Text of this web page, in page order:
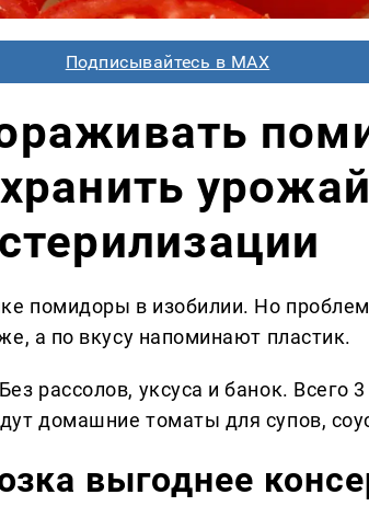
Подписывайтесь в MAX
помидоры в изобилии. Но
а по вкусу напоминают пластик.
рассолов, уксуса и банок. Всего
домашние томаты для супов,
выгоднее